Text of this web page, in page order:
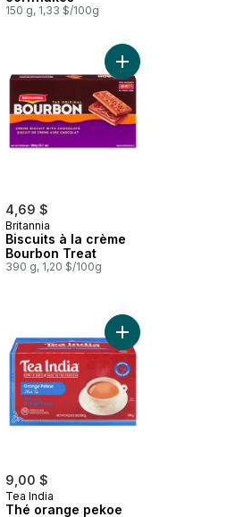
150 g, 1,33 $/100g
Gâteau quatre-quarts croquant à la noix
4,69 $
Britannia
Biscuits à la crème
Bourbon Treat
390 g, 1,20 $/100g
Ajouter Biscuits à la
Biscuits digestifs au panier
9,00 $
Tea India
Thé orange pekoe
Ajouter Thé orange